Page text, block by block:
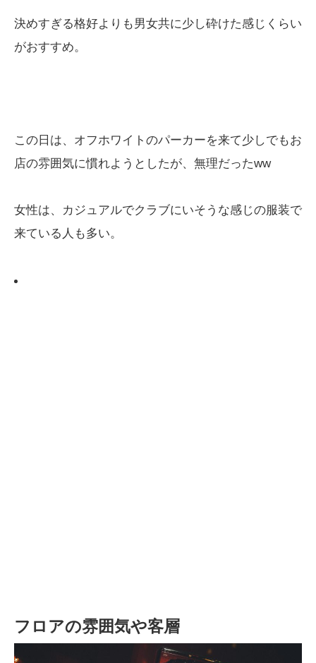
決めすぎる格好よりも男女共に少し砕けた感じくらい
がおすすめ。
この日は、オフホワイトのパーカーを来て少しでもお
店の雰囲気に慣れようとしたが、無理だったww
女性は、カジュアルでクラブにいそうな感じの服装で
来ている人も多い。
フロアの雰囲気や客層